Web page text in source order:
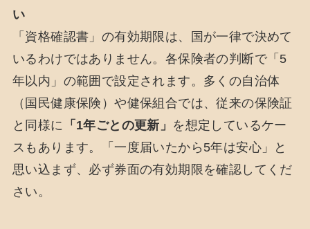
い
「資格確認書」の有効期限は、国が一律で決めて
いるわけではありません。各保険者の判断で「5
年以内」の範囲で設定されます。多くの自治体
（国民健康保険）や健保組合では、従来の保険証
と同様に
「1年ごとの更新」 を想定しているケー
スもあります。「一度届いたから5年は安心」と
思い込まず、必ず券面の有効期限を確認してくだ
さい。